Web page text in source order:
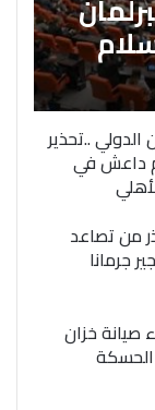
..تحذير
داعش في
من تصاعد
جرمانا
صيانة خزان